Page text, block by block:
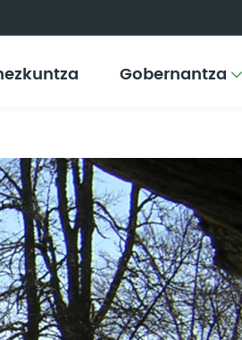
Gobernantza